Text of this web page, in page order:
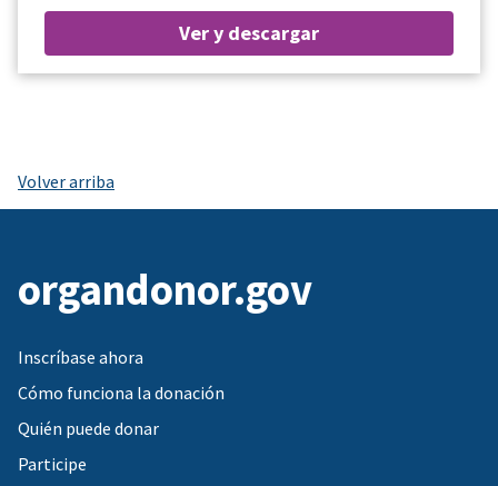
Ver y descargar
Volver arriba
organdonor.gov
Inscríbase ahora
Cómo funciona la donación
Quién puede donar
Participe